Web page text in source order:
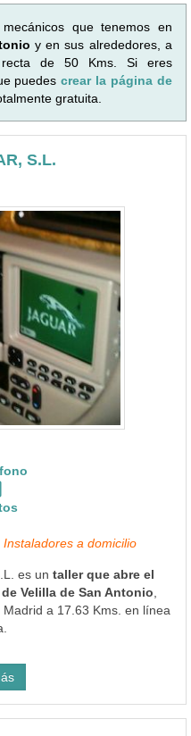
que tenemos en
y en sus alrededores, a
de 50 Kms. Si eres
puedescrear la página de
gratuita.
S.L.
Instaladores a domicilio
es un taller que abre el
Velilla de San Antonio
a 17.63 Kms. en línea